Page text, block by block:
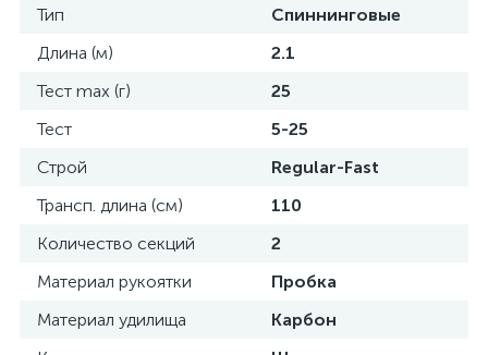
Тип
Спиннинговые
Длина (м)
2.1
Тест max (г)
25
Тест
5-25
Строй
Regular-Fast
Трансп. длина (см)
110
Количество секций
2
Материал рукоятки
Пробка
Материал удилища
Карбон